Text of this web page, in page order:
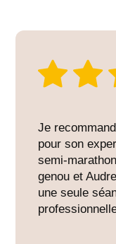
Je
pour son
semi-
genou et
une seule